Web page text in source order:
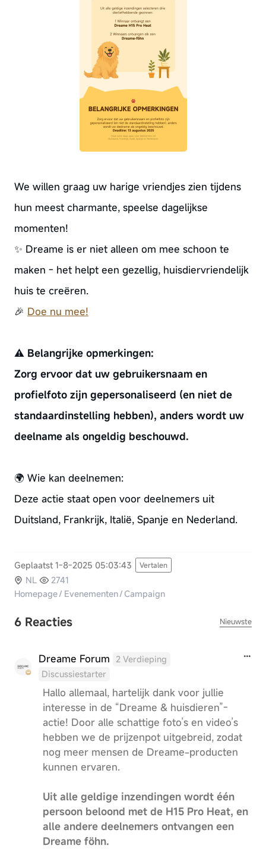
We willen graag uw harige vriendjes zien tijdens
hun meest charmante, speelse dagelijkse
momenten!
✨ Dreame is er niet alleen om mee schoon te
maken - het helpt een gezellig, huisdiervriendelijk
huis te creëren.
🎉 Doe nu mee!
⚠️ Belangrijke opmerkingen:
Zorg ervoor dat uw gebruikersnaam en
profielfoto zijn gepersonaliseerd (en niet de
standaardinstelling hebben), anders wordt uw
deelname als ongeldig beschouwd.
🌍 Wie kan deelnemen:
Deze actie staat open voor deelnemers uit
Duitsland, Frankrijk, Italië, Spanje en Nederland.
Geplaatst 1-8-2025 05:03:43 Vertalen
NL
2741
Homepage/ Evenementen/ Campaign
6 Reacties Nieuwste
Dreame Forum
2 Verdieping
Discussiestarter
Hallo allemaal, hartelijk dank voor jullie
interesse in de “Dreame & huisdieren”-
actie! Door alle schattige foto’s en video’s
hebben we de prijzenpot uitgebreid, zodat
nog meer mensen de Dreame-producten
kunnen ervaren.
Uit alle geldige inzendingen wordt één
persoon beloond met de H15 Pro Heat, en
alle andere deelnemers ontvangen een
Dreame föhn.